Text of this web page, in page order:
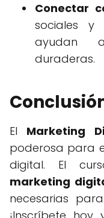
Conectar
sociales y
ayudan
duraderas.
El Marketing
poderosa para
digital. El
marketing
necesarias